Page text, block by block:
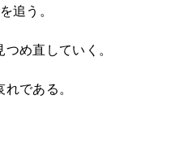
追う。
め直していく。
である。